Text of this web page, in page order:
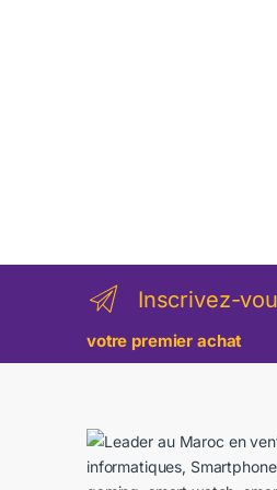
Inscrivez-
votre premier achat